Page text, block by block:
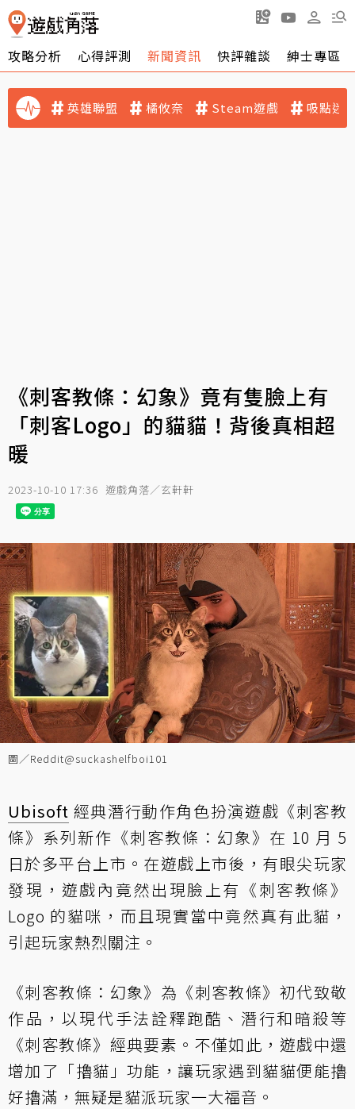
攻略分析 心得評測 新聞資訊 快評雜談 紳士專區
英雄聯盟 橘攸奈 Steam遊戲 吸點迷
《刺客教條：幻象》竟有隻臉上有
「刺客Logo」的貓貓！背後真相超
暖
2023-10-10 17:36 遊戲角落／玄軒軒
圖／Reddit@suckashelfboi101
Ubisoft 經典潛行動作角色扮演遊戲《刺客教
條》系列新作《刺客教條：幻象》在 10 月 5
日於多平台上市。在遊戲上市後，有眼尖玩家
發現，遊戲內竟然出現臉上有《刺客教條》
Logo 的貓咪，而且現實當中竟然真有此貓，
引起玩家熱烈關注。
《刺客教條：幻象》為《刺客教條》初代致敬
作品，以現代手法詮釋跑酷、潛行和暗殺等
《刺客教條》經典要素。不僅如此，遊戲中還
增加了「擼貓」功能，讓玩家遇到貓貓便能擼
好擼滿，無疑是貓派玩家一大福音。